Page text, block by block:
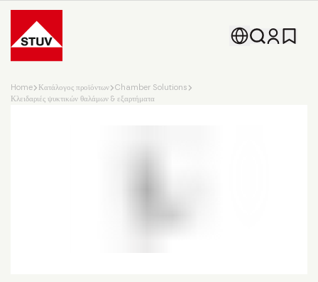
Go To the Homepage
Home Κατάλογος προϊόντων
Chamber Solutions
Κλειδαριές ψυκτικών θαλάμων & εξαρτήματα